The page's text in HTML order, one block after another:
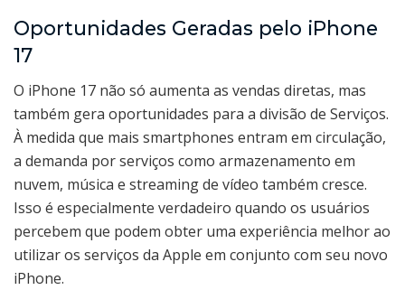
Oportunidades Geradas pelo iPhone
17
O iPhone 17 não só aumenta as vendas diretas, mas
também gera oportunidades para a divisão de Serviços.
À medida que mais smartphones entram em circulação,
a demanda por serviços como armazenamento em
nuvem, música e streaming de vídeo também cresce.
Isso é especialmente verdadeiro quando os usuários
percebem que podem obter uma experiência melhor ao
utilizar os serviços da Apple em conjunto com seu novo
iPhone.